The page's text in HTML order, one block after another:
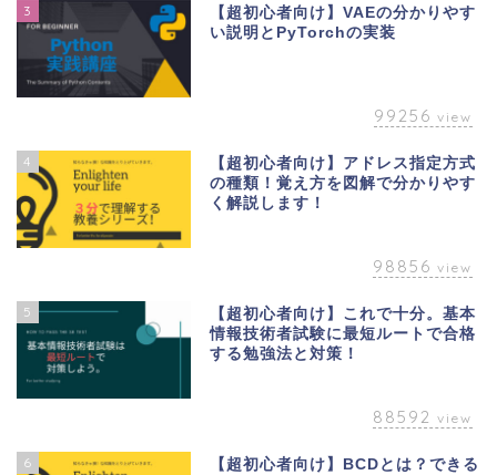
3
【超初心者向け】VAEの分かりやす
い説明とPyTorchの実装
99256 view
4
【超初心者向け】アドレス指定方式
の種類！覚え方を図解で分かりやす
く解説します！
98856 view
5
【超初心者向け】これで十分。基本
情報技術者試験に最短ルートで合格
する勉強法と対策！
88592 view
6
【超初心者向け】BCDとは？できる